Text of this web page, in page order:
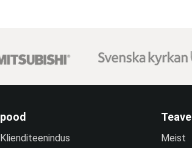
pood
Klienditeenindus
Teave
Meist